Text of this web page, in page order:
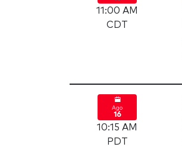
11:00 AM
CDT
Ago
16
10:15 AM
PDT